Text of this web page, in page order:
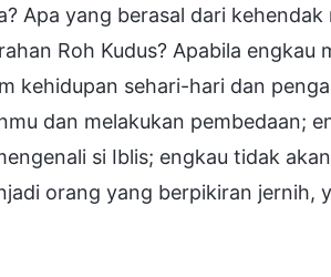
Apa yang berasal dari kehendak
Roh Kudus? Apabila engkau
kehidupan sehari-hari dan
dan melakukan pembedaan;
si Iblis; engkau tidak
orang yang berpikiran jernih,